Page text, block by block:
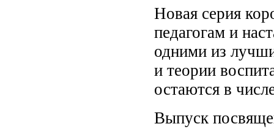
Новая серия
педагогам и
одними из
и теории
остаются в
Выпуск